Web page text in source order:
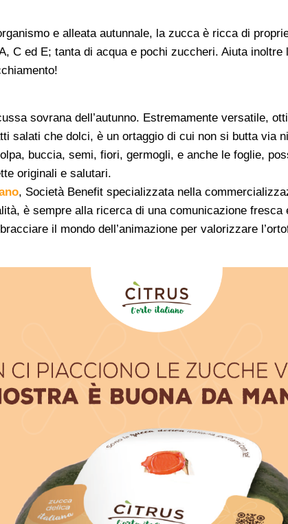
e alleata autunnale, la zucca è ricca di
C ed E; tanta di acqua e pochi zuccheri. Aiuta inoltre
sovrana dell’autunno. Estremamente versatile,
salati che dolci, è un ortaggio di cui non si butta via
buccia, semi, fiori, germogli, e anche le foglie,
originali e salutari.
, Società Benefit specializzata nella
è sempre alla ricerca di una comunicazione fresca
il mondo dell’animazione per valorizzare